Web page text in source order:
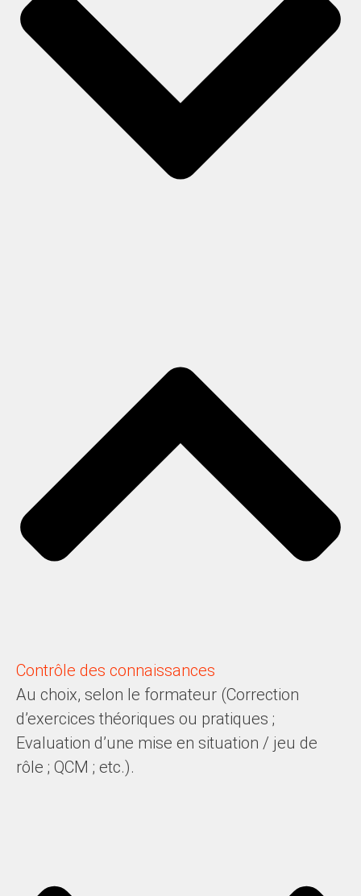
Contrôle des connaissances
Au choix, selon le formateur (Correction
d’exercices théoriques ou pratiques ;
Evaluation d’une mise en situation / jeu de
rôle ; QCM ; etc.).